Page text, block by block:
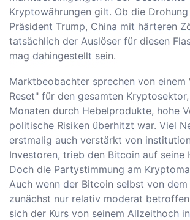
Kryptowährungen gilt. Ob die
Präsident Trump, China mit härteren
tatsächlich der Auslöser für diesen
mag dahingestellt sein.
Marktbeobachter sprechen von einem
Reset" für den gesamten
Monaten durch Hebelprodukte, hohe
politische Risiken überhitzt war. Viel
erstmalig auch verstärkt von
Investoren, trieb den Bitcoin auf seine
Doch die Partystimmung am
Auch wenn der Bitcoin selbst von dem
zunächst nur relativ moderat
sich der Kurs von seinem Allzeithoch